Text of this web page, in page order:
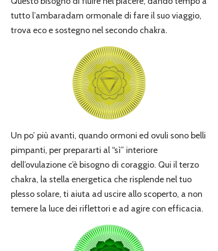
tutto l’ambaradam ormonale di fare il suo viaggio,
trova eco e sostegno nel secondo chakra.
Un po’ più avanti, quando ormoni ed ovuli sono belli
pimpanti, per prepararti al “sì” interiore
dell’ovulazione c’è bisogno di coraggio. Qui il terzo
chakra, la stella energetica che risplende nel tuo
plesso solare, ti aiuta ad uscire allo scoperto, a non
temere la luce dei riflettori e ad agire con efficacia.